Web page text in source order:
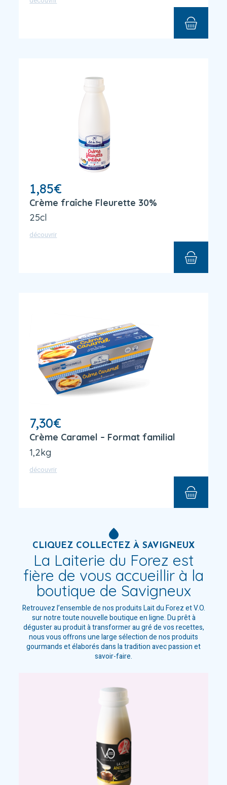
1,85€
Crème fraîche Fleurette 30%
25cl
découvrir
7,30€
Crème Caramel – Format familial
1,2kg
découvrir
CLIQUEZ COLLECTEZ À SAVIGNEUX
La Laiterie du Forez est
fière de vous accueillir à la
boutique de Savigneux
Retrouvez l’ensemble de nos produits Lait du Forez et V.O.
sur notre toute nouvelle boutique en ligne. Du prêt à
déguster au produit à transformer au gré de vos recettes,
nous vous offrons une large sélection de nos produits
gourmands et élaborés dans la tradition avec passion et
savoir-faire.